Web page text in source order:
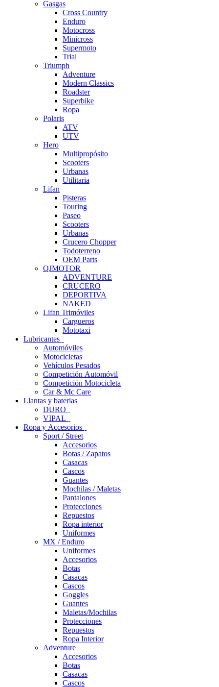
Gasgas
Cross Country
Enduro
Motocross
Minicross
Supermoto
Trial
Triumph
Adventure
Modern Classics
Roadster
Superbike
Ropa
Polaris
ATV
UTV
Hero
Multipropósito
Scooters
Urbanas
Utilitaria
Lifan
Pisteras
Touring
Paseo
Scooters
Urbanas
Crucero Chopper
Todoterreno
OEM Parts
QJMOTOR
ADVENTURE
CRUCERO
DEPORTIVA
NAKED
Lifan Trimóviles
Cargueros
Mototaxi
Lubricantes
Automóviles
Motocicletas
Vehículos Pesados
Competición Automóvil
Competición Motocicleta
Car & Mc Care
Llantas y baterias
DURO
VIPAL
Ropa y Accesorios
Sport / Street
Accesorios
Botas / Zapatos
Casacas
Cascos
Guantes
Mochilas / Maletas
Pantalones
Protecciones
Repuestos
Ropa interior
Uniformes
MX / Enduro
Uniformes
Accesorios
Botas
Casacas
Cascos
Goggles
Guantes
Maletas/Mochilas
Protecciones
Repuestos
Ropa Interior
Adventure
Accesorios
Botas
Casacas
Cascos